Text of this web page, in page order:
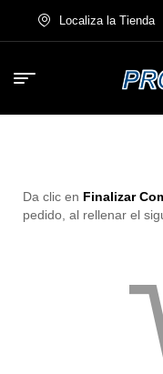
Localiza la Tienda
Da clic en Finalizar
pedido, al rellenar el